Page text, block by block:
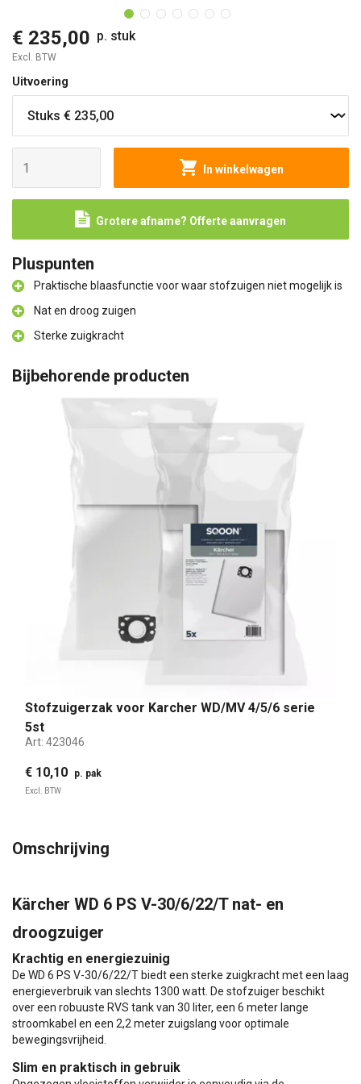
€ 235,00 p. stuk
Excl. BTW
Uitvoering
In winkelwagen
Grotere afname? Offerte aanvragen
Pluspunten
Praktische blaasfunctie voor waar stofzuigen niet mogelijk is
Nat en droog zuigen
Sterke zuigkracht
Bijbehorende producten
Stofzuigerzak voor Karcher WD/MV 4/5/6 serie
5st
Art: 423046
€ 10,10 p. pak
Excl. BTW
Omschrijving
Kärcher WD 6 PS V-30/6/22/T nat- en
droogzuiger
Krachtig en energiezuinig
De WD 6 PS V-30/6/22/T biedt een sterke zuigkracht met een laag
energieverbruik van slechts 1300 watt. De stofzuiger beschikt
over een robuuste RVS tank van 30 liter, een 6 meter lange
stroomkabel en een 2,2 meter zuigslang voor optimale
bewegingsvrijheid.
Slim en praktisch in gebruik